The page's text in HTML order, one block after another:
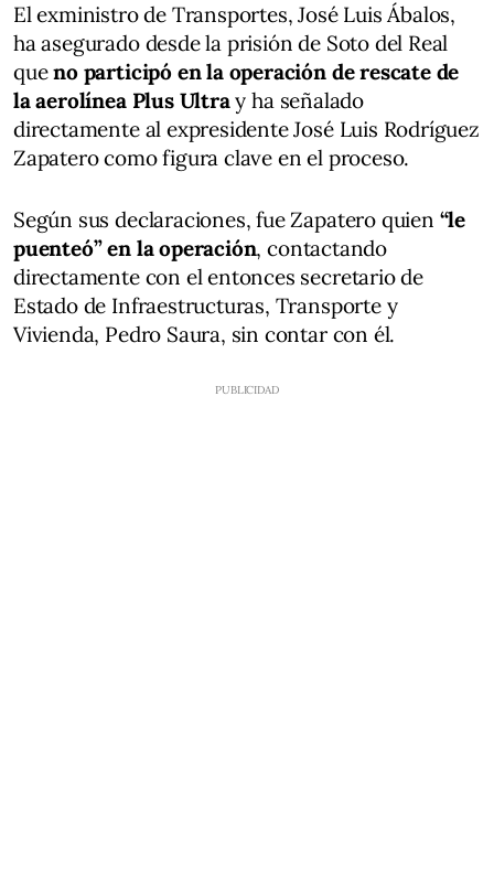
El exministro de Transportes, José Luis Ábalos,
ha asegurado desde la prisión de Soto del Real
queno participó en la operación de rescate de
la aerolínea Plus Ultray ha señalado
directamente al expresidente José Luis Rodríguez
Zapatero como figura clave en el proceso.
Según sus declaraciones, fue Zapatero quien “le
puenteó” en la operación, contactando
directamente con el entonces secretario de
Estado de Infraestructuras, Transporte y
Vivienda, Pedro Saura, sin contar con él.